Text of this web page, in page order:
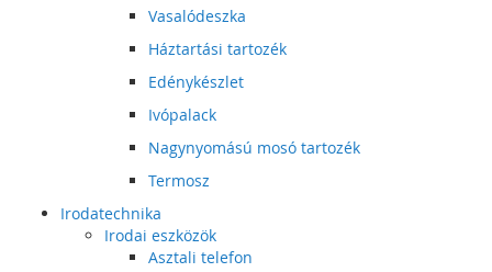
Vasalódeszka
Háztartási tartozék
Edénykészlet
Ivópalack
Nagynyomású mosó tartozék
Termosz
Irodatechnika
Irodai eszközök
Asztali telefon